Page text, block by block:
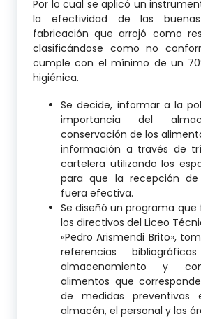
Por lo cual se aplicó un
la efectividad de las
fabricación que arrojó como
clasificándose como no
cumple con el mínimo de un
higiénica.
Se decide, informar a la
importancia del
conservación de los
información a través de
cartelera utilizando los
para que la recepción
fuera efectiva.
Se diseñó un programa
los directivos del Liceo
«Pedro Arismendi Brito»,
referencias
almacenamiento y
alimentos que
de medidas preventivas
almacén, el personal y las